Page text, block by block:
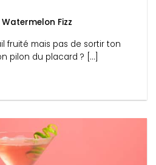
Fizz
fruité mais pas de sortir ton
pilon du placard ? [...]